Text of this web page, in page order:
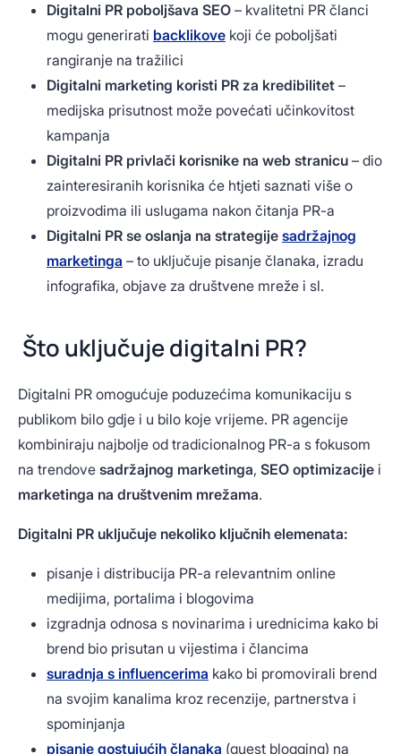
Digitalni PR poboljšava SEO – kvalitetni PR članci
mogu generirati backlikove koji će poboljšati
rangiranje na tražilici
Digitalni marketing koristi PR za kredibilitet –
medijska prisutnost može povećati učinkovitost
kampanja
Digitalni PR privlači korisnike na web stranicu – dio
zainteresiranih korisnika će htjeti saznati više o
proizvodima ili uslugama nakon čitanja PR-a
Digitalni PR se oslanja na strategije sadržajnog
marketinga – to uključuje pisanje članaka, izradu
infografika, objave za društvene mreže i sl.
Što uključuje digitalni PR?
Digitalni PR omogućuje poduzećima komunikaciju s
publikom bilo gdje i u bilo koje vrijeme. PR agencije
kombiniraju najbolje od tradicionalnog PR-a s fokusom
na trendove sadržajnog marketinga, SEO optimizacije i
marketinga na društvenim mrežama.
Digitalni PR uključuje nekoliko ključnih elemenata:
pisanje i distribucija PR-a relevantnim online
medijima, portalima i blogovima
izgradnja odnosa s novinarima i urednicima kako bi
brend bio prisutan u vijestima i člancima
suradnja s influencerima kako bi promovirali brend
na svojim kanalima kroz recenzije, partnerstva i
spominjanja
pisanje gostujućih članaka (guest blogging) na